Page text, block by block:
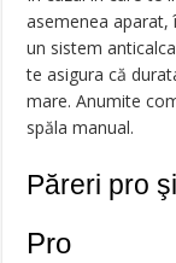
asemenea aparat,
un sistem
te asigura că
mare. Anumite
spăla manual.
Păreri pro
Pro